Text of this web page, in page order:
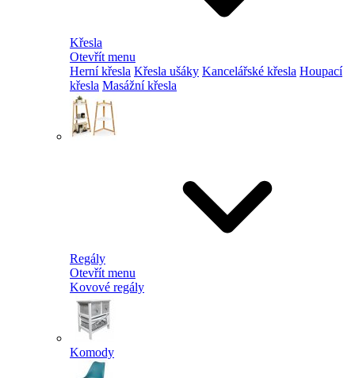
Křesla
Otevřít menu
Herní křesla Křesla ušáky Kancelářské křesla Houpací
křesla Masážní křesla
Regály
Otevřít menu
Kovové regály
Komody